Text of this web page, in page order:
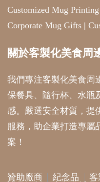
Customized Mug Printing
Corporate Mug Gifts |
關於客製化美食周
我們專注客製化美食周
保餐具、隨行杯、水瓶
感。嚴選安全材質，提
服務，助企業打造專屬
案！
贊助廠商 紀念品 客